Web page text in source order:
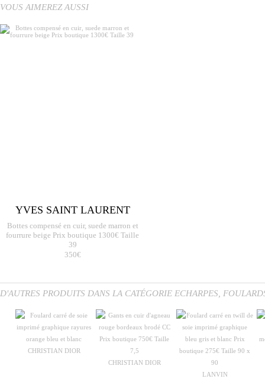
VOUS AIMEREZ AUSSI
YVES SAINT LAURENT
Bottes compensé en cuir, suede marron et
fourrure beige Prix boutique 1300€ Taille
39
350€
D'AUTRES PRODUITS DANS LA CATÉGORIE ECHARPES,
CHRISTIAN DIOR
CHRISTIAN DIOR
LANVIN